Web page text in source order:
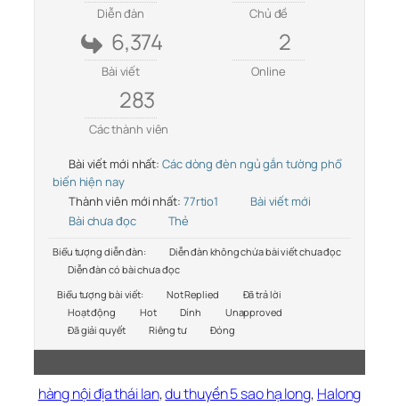
Diễn đàn Chủ đề
6,374
Bài viết
2
Online
283
Các thành viên
Bài viết mới nhất: Các dòng đèn ngủ gắn tường phổ
biến hiện nay
Thành viên mới nhất: 77rtio1
Bài viết mới
Bài chưa đọc
Thẻ
Biểu tượng diễn đàn:
Diễn đàn không chứa bài viết chưa đọc
Diễn đàn có bài chưa đọc
Biểu tượng bài viết:
Not Replied
Đã trả lời
Hoạt động
Hot Dính
Unapproved
Đã giải quyết
Riêng tư Đóng
hàng nội địa thái lan,du thuyền 5 sao hạ long, Halong